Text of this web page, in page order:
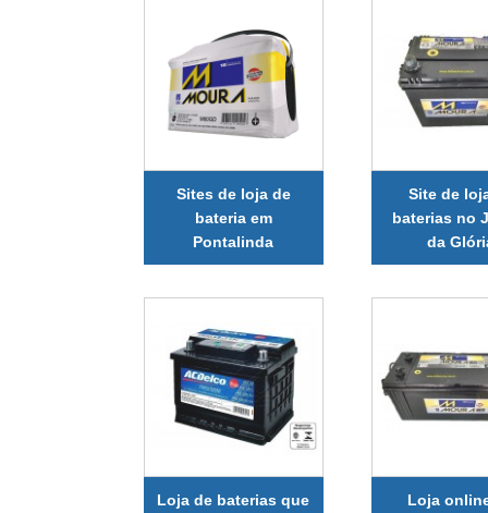
Sites de loja de
bateria em
Pontalinda
Site de
baterias no
da
Loja de baterias que
Loja